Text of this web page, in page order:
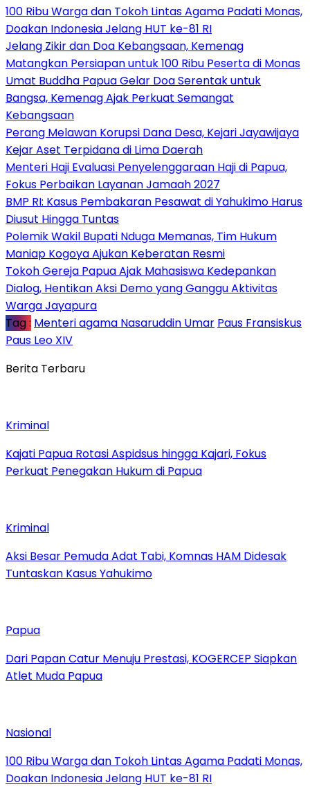
100 Ribu Warga dan Tokoh Lintas Agama Padati Monas,
Doakan Indonesia Jelang HUT ke-81 RI
Jelang Zikir dan Doa Kebangsaan, Kemenag
Matangkan Persiapan untuk 100 Ribu Peserta di Monas
Umat Buddha Papua Gelar Doa Serentak untuk
Bangsa, Kemenag Ajak Perkuat Semangat
Kebangsaan
Perang Melawan Korupsi Dana Desa, Kejari Jayawijaya
Kejar Aset Terpidana di Lima Daerah
Menteri Haji Evaluasi Penyelenggaraan Haji di Papua,
Fokus Perbaikan Layanan Jamaah 2027
BMP RI: Kasus Pembakaran Pesawat di Yahukimo Harus
Diusut Hingga Tuntas
Polemik Wakil Bupati Nduga Memanas, Tim Hukum
Maniap Kogoya Ajukan Keberatan Resmi
Tokoh Gereja Papua Ajak Mahasiswa Kedepankan
Dialog, Hentikan Aksi Demo yang Ganggu Aktivitas
Warga Jayapura
Tag : Menteri agama Nasaruddin Umar Paus Fransiskus
Paus Leo XIV
Berita Terbaru
Kriminal
Kajati Papua Rotasi Aspidsus hingga Kajari, Fokus
Perkuat Penegakan Hukum di Papua
Kriminal
Aksi Besar Pemuda Adat Tabi, Komnas HAM Didesak
Tuntaskan Kasus Yahukimo
Papua
Dari Papan Catur Menuju Prestasi, KOGERCEP Siapkan
Atlet Muda Papua
Nasional
100 Ribu Warga dan Tokoh Lintas Agama Padati Monas,
Doakan Indonesia Jelang HUT ke-81 RI